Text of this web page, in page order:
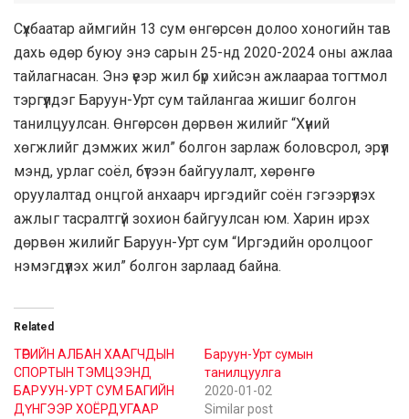
Сүхбаатар аймгийн 13 сум өнгөрсөн долоо хоногийн тав
дахь өдөр буюу энэ сарын 25-нд 2020-2024 оны ажлаа
тайлагнасан. Энэ үеэр жил бүр хийсэн ажлаараа тогтмол
тэргүүлдэг Баруун-Урт сум тайлангаа жишиг болгон
танилцуулсан. Өнгөрсөн дөрвөн жилийг “Хүний
хөгжлийг дэмжих жил” болгон зарлаж боловсрол, эрүүл
мэнд, урлаг соёл, бүтээн байгуулалт, хөрөнгө
оруулалтад онцгой анхаарч иргэдийг соён гэгээрүүлэх
ажлыг тасралтгүй зохион байгуулсан юм. Харин ирэх
дөрвөн жилийг Баруун-Урт сум “Иргэдийн оролцоог
нэмэгдүүлэх жил” болгон зарлаад байна.
Related
ТӨРИЙН АЛБАН ХААГЧДЫН
СПОРТЫН ТЭМЦЭЭНД
БАРУУН-УРТ СУМ БАГИЙН
ДҮНГЭЭР ХОЁРДУГААР
Баруун-Урт сумын
танилцуулга
2020-01-02
Similar post